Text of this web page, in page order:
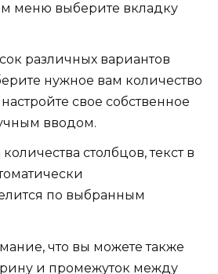
меню выберите вкладку
различных вариантов
нужное вам количество
свое собственное
вводом.
столбцов, текст в
по выбранным
что вы можете также
и промежуток между